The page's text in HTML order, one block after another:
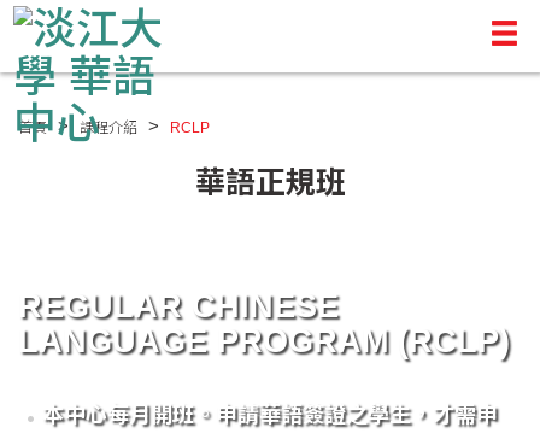
首頁 課程介紹 RCLP
華語正規班
REGULAR CHINESE
LANGUAGE PROGRAM (RCLP)
本中心每月開班。申請華語簽證之學生，才需申